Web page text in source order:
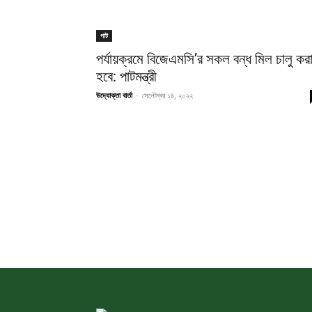
পাট
পর্যায়ক্রমে বিজেএমসি’র সকল বন্ধ মিল চালু করা
হবে: পাটমন্ত্রী
উদ্যোক্তা বার্তা - সেপ্টেম্বর ১৪, ২০২২